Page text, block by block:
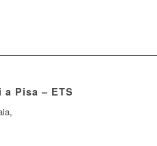
Pisa – ETS